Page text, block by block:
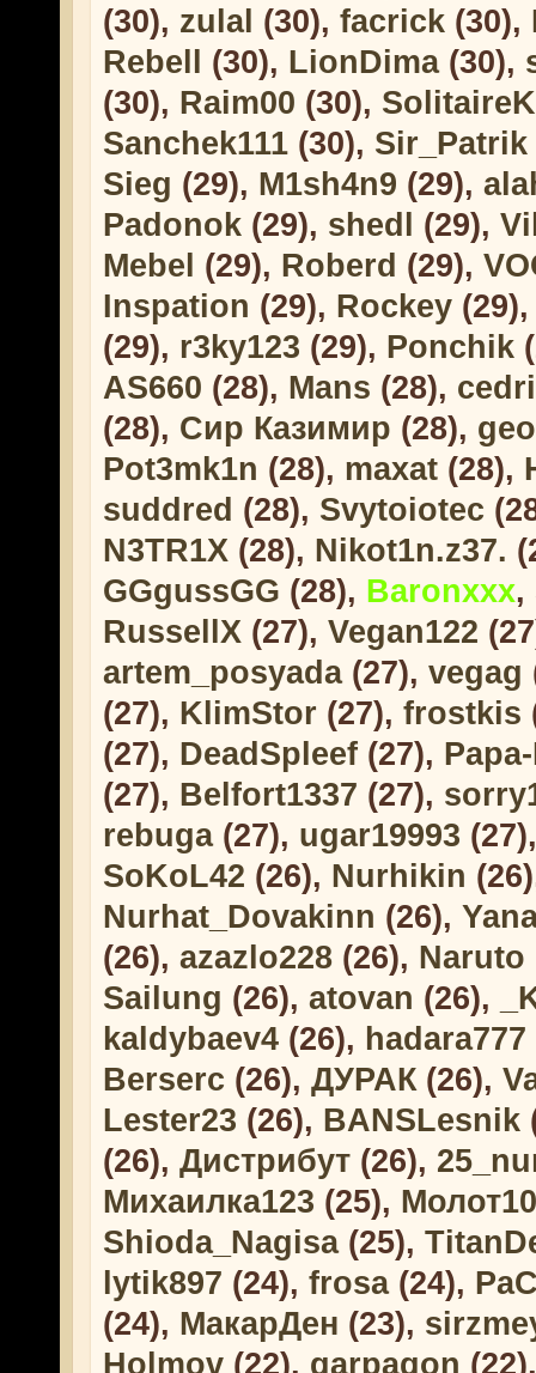
(30), zulal (30), facrick (30),
Rebell
(30), LionDima(30),
(30), Raim00 (30),
Sanchek111 (30), Sir_Patrik
Sieg (29), M1sh4n9 (29),
Padonok (29), shedl (29),
Mebel (29), Roberd (29),
Inspation (29), Rockey
(29), r3ky123 (29), Ponchik
AS660 (28), Mans (28),
(28), Сир Казимир (28),
Pot3mk1n (28), maxat (28),
suddred (28), Svytoiotec
N3TR1X (28), Nikot1n.z37.
GGgussGG (28), Baronxxx,
RussellX (27), Vegan122
artem_posyada(27), vegag
(27), KlimStor (27), frostkis
(27), DeadSpleef (27),
(27), Belfort1337 (27),
rebuga(27), ugar19993
SoKoL42 (26), Nurhikin
Nurhat_Dovakinn (26),
(26), azazlo228 (26), Naruto
Sailung (26), atovan (26),
kaldybaev4 (26), hadara777
Berserc (26), ДУРАК(26),
Lester23 (26), BANSLesnik
(26), Дистрибут (26),
Михаилка123 (25),
Shioda_Nagisa(25),
lytik897 (24), frosa(24),
(24), МакарДен (23),
Holmov (22), garpagon